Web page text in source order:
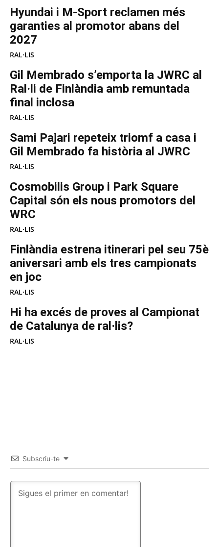
Hyundai i M-Sport reclamen més
garanties al promotor abans del
2027
RAL·LIS
Gil Membrado s’emporta la JWRC al
Ral·li de Finlàndia amb remuntada
final inclosa
RAL·LIS
Sami Pajari repeteix triomf a casa i
Gil Membrado fa història al JWRC
RAL·LIS
Cosmobilis Group i Park Square
Capital són els nous promotors del
WRC
RAL·LIS
Finlàndia estrena itinerari pel seu 75è
aniversari amb els tres campionats
en joc
RAL·LIS
Hi ha excés de proves al Campionat
de Catalunya de ral·lis?
RAL·LIS
Subscriu-te